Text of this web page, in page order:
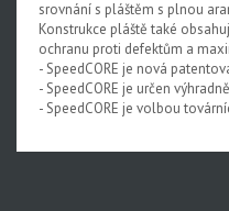
srovnání s pláštěm s plnou
Konstrukce pláště také
ochranu proti defektům a
- SpeedCORE je nová
- SpeedCORE je určen
- SpeedCORE je volbou